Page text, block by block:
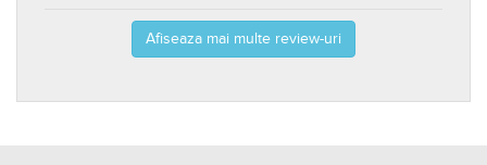
Afiseaza mai multe review-uri